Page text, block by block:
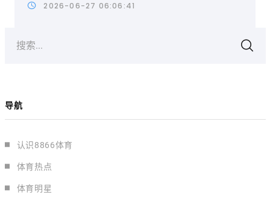
2026-06-27 06:06:41
搜索...
导航
认识8866体育
体育热点
体育明星